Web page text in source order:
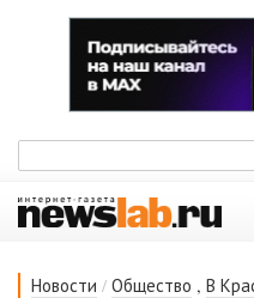
Новости / Общество , В